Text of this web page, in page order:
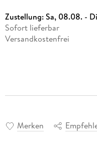
Zustellung:Sa, 08.08. -
Sofort lieferbar
Versandkostenfrei
Merken